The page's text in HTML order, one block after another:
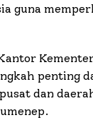
guna
penting
dan